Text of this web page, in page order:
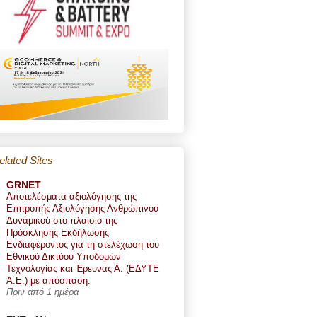
Sites
GRNET
Αποτελέσματα αξιολόγησης της
Επιτροπής Αξιολόγησης Ανθρώπινου
Δυναμικού στο πλαίσιο της
Πρόσκλησης Εκδήλωσης
Ενδιαφέροντος για τη στελέχωση του
Εθνικού Δικτύου Υποδομών
Τεχνολογίας και Έρευνας Α. (ΕΔΥΤΕ
Α.Ε.) με απόσπαση.
Πριν από 1 ημέρα